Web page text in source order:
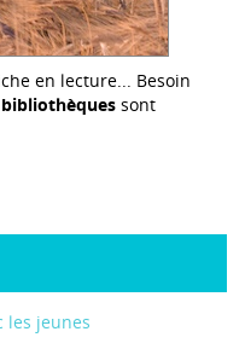
en lecture... Besoin
sont